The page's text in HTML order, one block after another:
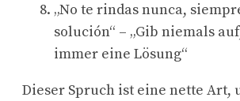
„No te rindas nunca,
solución“ – „Gib niemals
immer eine Lösung“
Dieser Spruch ist eine nette Art,